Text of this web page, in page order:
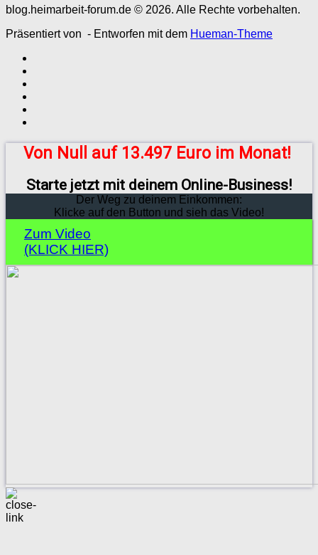
blog.heimarbeit-forum.de © 2026. Alle Rechte vorbehalten.
Präsentiert von - Entworfen mit dem Hueman-Theme
Von Null auf 13.497 Euro im Monat!
Starte jetzt mit deinem Online-Business!
Der Weg zu deinem Einkommen:
Klicke auf den Button und sieh das Video!
Zum Video
(KLICK HIER)